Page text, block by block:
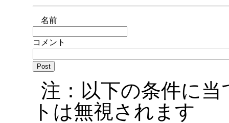
名前
コメント
注：以下の条件に
トは無視されます